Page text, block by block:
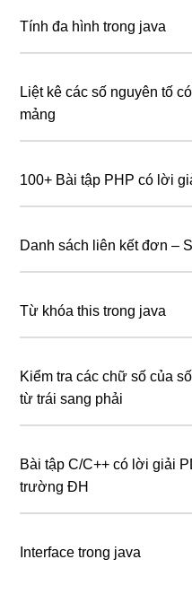
Tính đa hình trong java
Liệt kê các số nguyên tố
mảng
100+ Bài tập PHP có lời
Danh sách liên kết đơn –
Từ khóa this trong java
Kiểm tra các chữ số của
từ trái sang phải
Bài tập C/C++ có lời giải
trường ĐH
Interface trong java